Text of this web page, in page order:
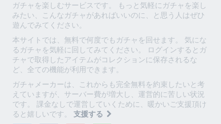
ガチャを楽しむサービスです。 もっと気軽にガチャを楽し
みたい、こんなガチャがあればいいのに、と思う人はぜひ
遊んでみてください。
本サイトでは、無料で何度でもガチャを回せます。 気にな
るガチャを気軽に回してみてください。 ログインするとガ
チャで取得したアイテムがコレクションに保存されるな
ど、全ての機能が利用できます。
ガチャメーカーは、これからも完全無料を約束したいと考
えていますが、サーバー費が増大し、運営的に苦しい状況
です。 課金なしで運営していくために、暖かいご支援頂け
ると嬉しいです。 支援する